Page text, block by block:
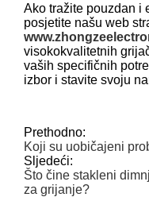
Ako tražite pouzdan i
posjetite našu web
visokokvalitetnih
vaših specifičnih
izbor i stavite svoju
Prethodno:
Koji su uobičajeni
Sljedeći:
Što čine stakleni
za grijanje?